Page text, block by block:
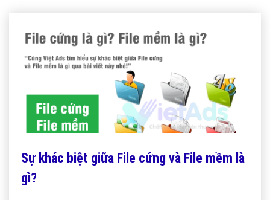
Sự khác biệt giữa File cứng và File mềm là
gì?